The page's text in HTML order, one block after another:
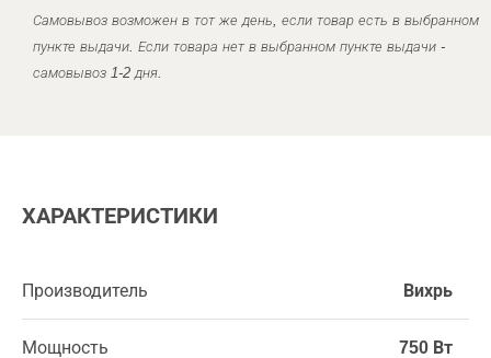
Самовывоз возможен в тот же день, если товар есть в выбранном
пункте выдачи. Если товара нет в выбранном пункте выдачи -
самовывоз 1-2 дня.
ХАРАКТЕРИСТИКИ
Производитель Вихрь
Мощность 750 Вт